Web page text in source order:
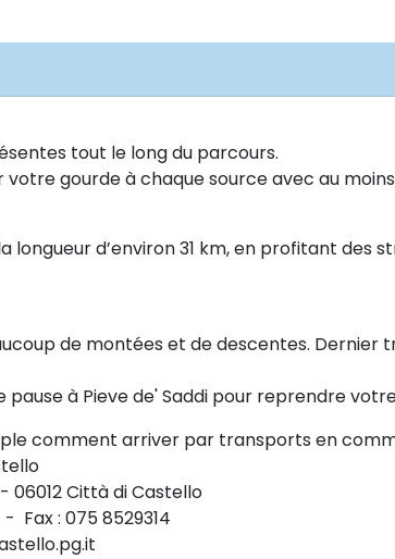
tout le long du parcours.
gourde à chaque source avec au moins
longueur d’environ 31 km, en profitant des
de montées et de descentes.
pause à Pieve de' Saddi pour reprendre
comment arriver par transports en
06012 Città di Castello
Fax : 075 8529314